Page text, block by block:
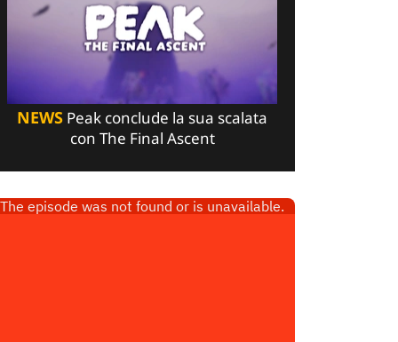
NEWS Peak conclude la sua scalata
con The Final Ascent